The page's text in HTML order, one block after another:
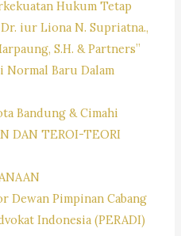
Hukum Tetap
iur Liona N. Supriatna.,
S.H. & Partners”
Normal Baru Dalam
Bandung & Cimahi
DAN TEROI-TEORI
Dewan Pimpinan Cabang
Indonesia (PERADI)